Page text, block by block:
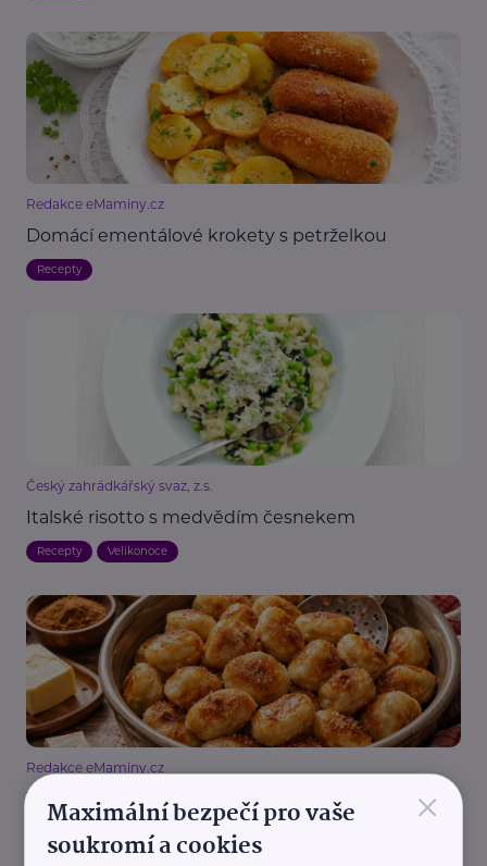
Redakce eMaminy.cz
Domácí ementálové krokety s petrželkou
Recepty
Český zahrádkářský svaz, z.s.
Italské risotto s medvědím česnekem
Recepty Velikonoce
Redakce eMaminy.cz
Vzpomínka na dětství: Spařované peciválky ×
Maximální bezpečí pro vaše
soukromí a cookies